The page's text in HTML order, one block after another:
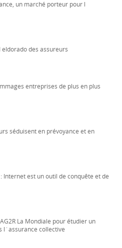
un marché porteur pour l
eldorado des assureurs
entreprises de plus en plus
séduisent en prévoyance et en
Internet est un outil de conquête et de
La Mondiale pour étudier un
l´assurance collective